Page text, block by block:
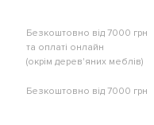
Безкоштовно від 7000 грн
та оплаті онлайн
(окрім дерев'яних меблів)
Безкоштовно від 7000 грн